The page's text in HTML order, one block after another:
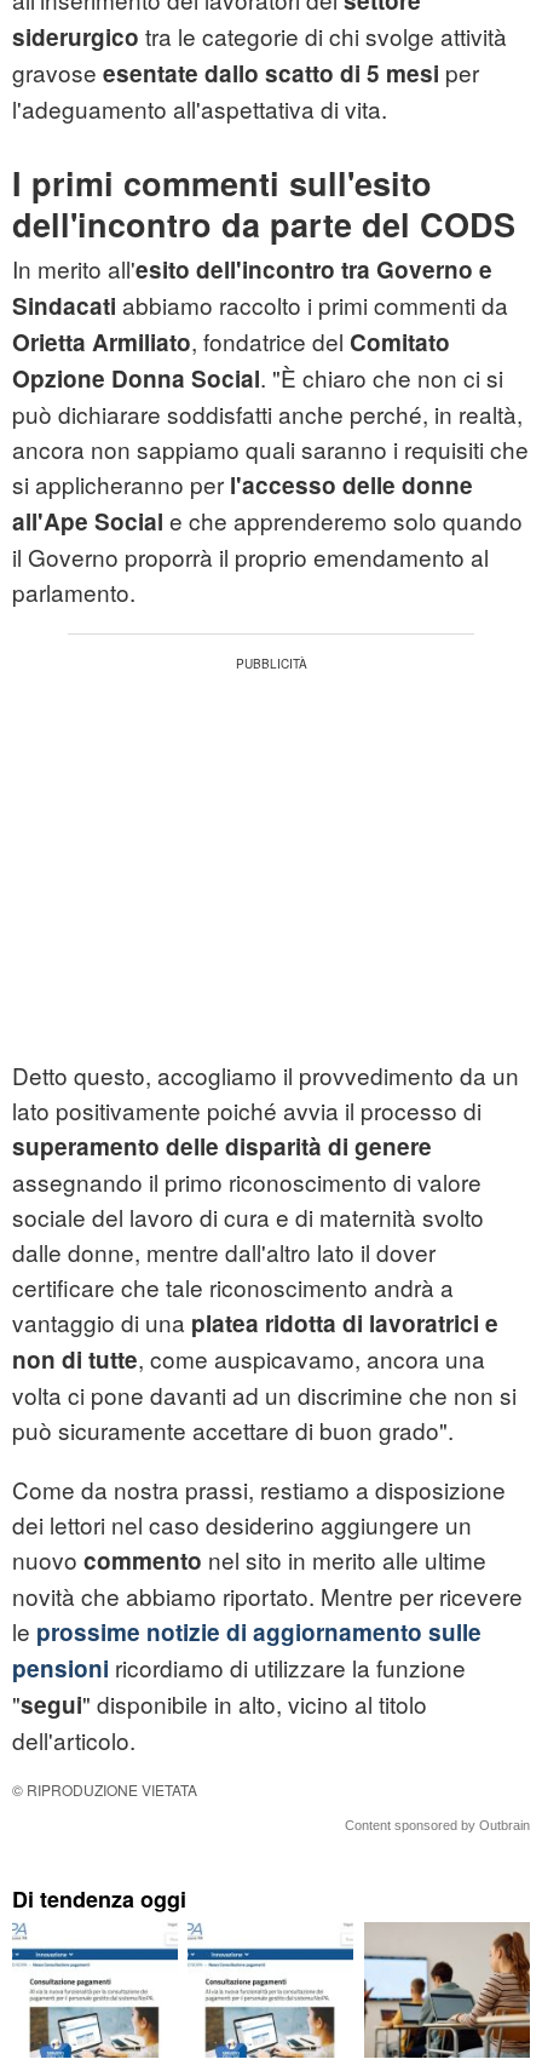
siderurgico tra le categorie di chi svolge attività
gravose esentate dallo scatto di 5 mesi per
l'adeguamento all'aspettativa di vita.
I primi commenti sull'esito
dell'incontro da parte del CODS
In merito all'esito dell'incontro tra Governo e
Sindacati abbiamo raccolto i primi commenti da
Orietta Armiliato, fondatrice del Comitato
Opzione Donna Social. "È chiaro che non ci si
può dichiarare soddisfatti anche perché, in realtà,
ancora non sappiamo quali saranno i requisiti che
si applicheranno per l'accesso delle donne
all'Ape Social e che apprenderemo solo quando
il Governo proporrà il proprio emendamento al
parlamento.
Detto questo, accogliamo il provvedimento da un
lato positivamente poiché avvia il processo di
superamento delle disparità di genere
assegnando il primo riconoscimento di valore
sociale del lavoro di cura e di maternità svolto
dalle donne, mentre dall'altro lato il dover
certificare che tale riconoscimento andrà a
vantaggio di una platea ridotta di lavoratrici e
non di tutte, come auspicavamo, ancora una
volta ci pone davanti ad un discrimine che non si
può sicuramente accettare di buon grado".
Come da nostra prassi, restiamo a disposizione
dei lettori nel caso desiderino aggiungere un
nuovo commento nel sito in merito alle ultime
novità che abbiamo riportato. Mentre per ricevere
le prossime notizie di aggiornamento sulle
pensioni ricordiamo di utilizzare la funzione
"segui" disponibile in alto, vicino al titolo
dell'articolo.
© RIPRODUZIONE VIETATA
Content sponsored by Outbrain
Di tendenza oggi